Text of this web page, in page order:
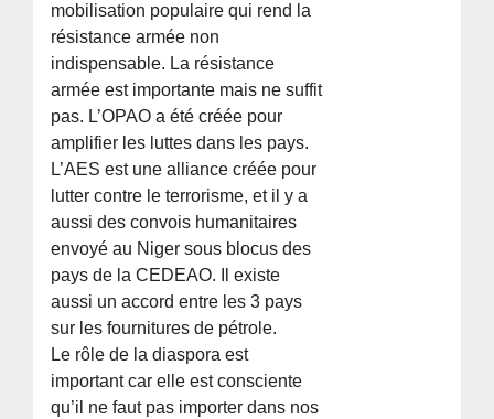
mobilisation populaire qui rend la
résistance armée non
indispensable. La résistance
armée est importante mais ne suffit
pas. L’OPAO a été créée pour
amplifier les luttes dans les pays.
L’AES est une alliance créée pour
lutter contre le terrorisme, et il y a
aussi des convois humanitaires
envoyé au Niger sous blocus des
pays de la CEDEAO. Il existe
aussi un accord entre les 3 pays
sur les fournitures de pétrole.
Le rôle de la diaspora est
important car elle est consciente
qu’il ne faut pas importer dans nos